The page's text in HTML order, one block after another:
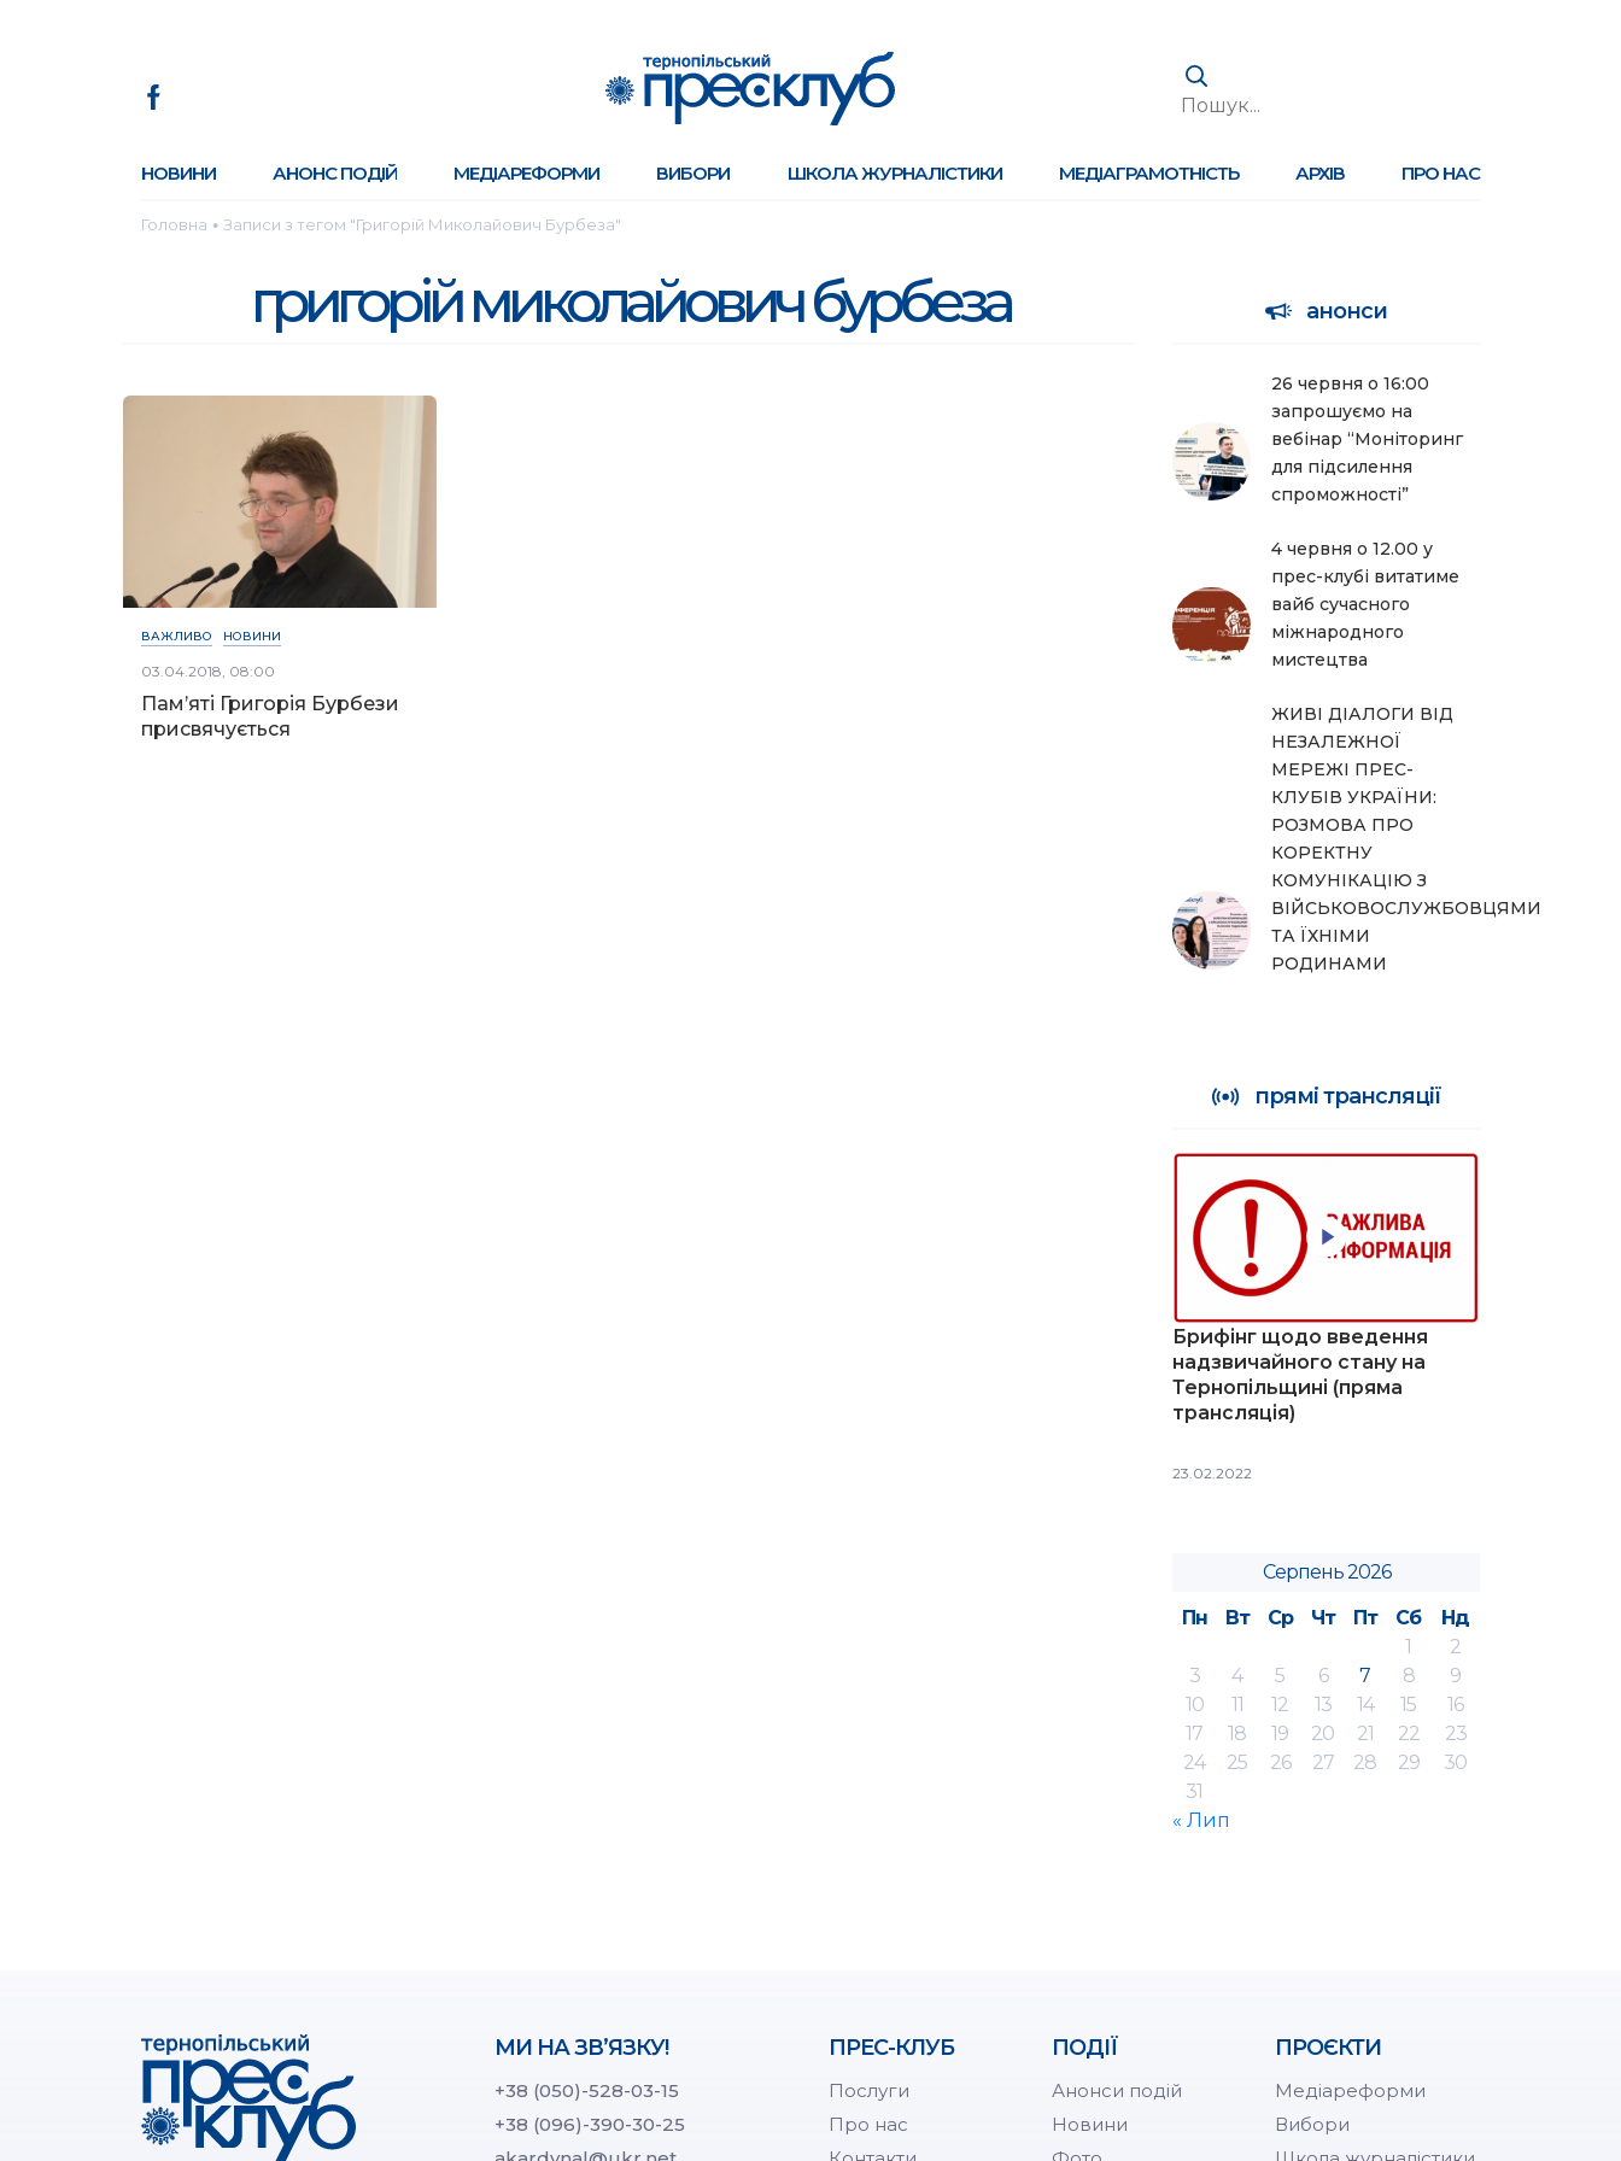
НОВИНИ АНОНС ПОДІЙ МЕДІАРЕФОРМИ ВИБОРИ ШКОЛА ЖУРНАЛІСТИКИ МЕДІАГРАМОТНІСТЬ АРХІВ ПРО НАС
Головна ● Записи з тегом "Григорій Миколайович Бурбеза"
григорій миколайович бурбеза
ВАЖЛИВО НОВИНИ
03.04.2018, 08:00
Пам’яті Григорія Бурбези
присвячується
анонси
26 червня о 16:00
запрошуємо на
вебінар “Моніторинг
для підсилення
спроможності”
4 червня о 12.00 у
прес-клубі витатиме
вайб сучасного
міжнародного
мистецтва
ЖИВІ ДІАЛОГИ ВІД
НЕЗАЛЕЖНОЇ
МЕРЕЖІ ПРЕС-
КЛУБІВ УКРАЇНИ:
РОЗМОВА ПРО
КОРЕКТНУ
КОМУНІКАЦІЮ З
ВІЙСЬКОВОСЛУЖБОВЦЯМИ
ТА ЇХНІМИ
РОДИНАМИ
прямі трансляції
Брифінг щодо введення
надзвичайного стану на
Тернопільщині (пряма
трансляція)
23.02.2022
Серпень 2026
Пн
Вт Ср Чт Пт Сб
Нд
1
2
3
4 5 6 7 8
9
10
11 12 13 14 15
16
17
18 19 20 21 22
23
24
25 26 27 28 29
30
31
« Лип
МИ НА ЗВ’ЯЗКУ!
+38 (050)-528-03-15
+38 (096)-390-30-25
ПРЕС-КЛУБ
Послуги
Про нас
ПОДІЇ
Анонси подій
Новини
ПРОЄКТИ
Медіареформи
Вибори